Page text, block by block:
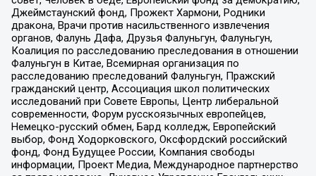
Джеймстаунский фонд, Прожект Хармони, Родники
дракона, Врачи против насильственного извлечения
органов, Фалунь Дафа, Друзья Фалуньгун, Фалуньгун,
Коалиция по расследованию преследования в отношении
Фалуньгун в Китае, Всемирная организация по
расследованию преследований Фалуньгун, Пражский
гражданский центр, Ассоциация школ политических
исследований при Совете Европы, Центр либеральной
современности, Форум русскоязычных европейцев,
Немецко-русский обмен, Бард колледж, Европейский
выбор, Фонд Ходорковского, Оксфордский российский
фонд, Фонд Будущее России, Компания свободы
информации, Проект Медиа, Международное партнерство